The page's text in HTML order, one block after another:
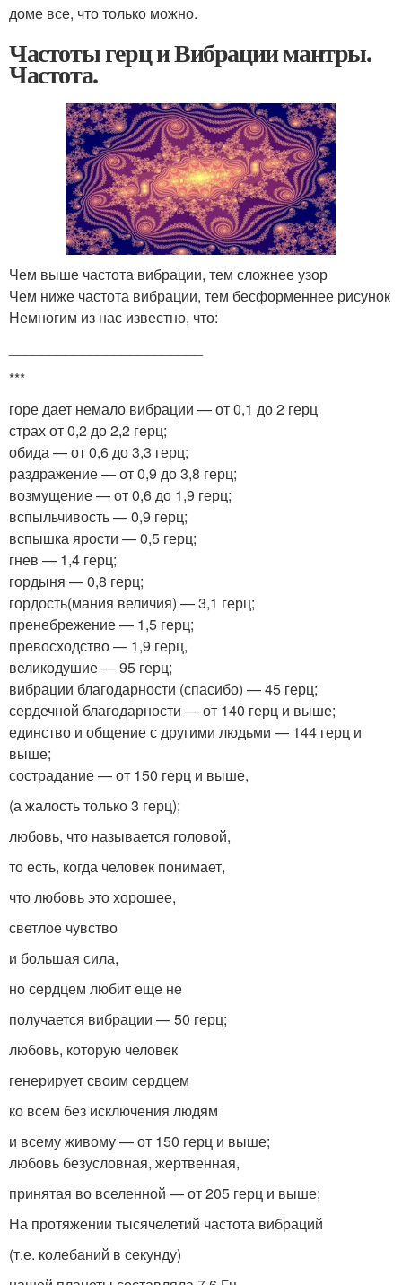
доме все, что только можно.
Частоты герц и Вибрации мантры.
Частота.
Чем выше частота вибрации, тем сложнее узор
Чем ниже частота вибрации, тем бесформеннее рисунок
Немногим из нас известно, что:
***
горе дает немало вибрации — от 0,1 до 2 герц
страх от 0,2 до 2,2 герц;
обида — от 0,6 до 3,3 герц;
раздражение — от 0,9 до 3,8 герц;
возмущение — от 0,6 до 1,9 герц;
вспыльчивость — 0,9 герц;
вспышка ярости — 0,5 герц;
гнев — 1,4 герц;
гордыня — 0,8 герц;
гордость(мания величия) — 3,1 герц;
пренебрежение — 1,5 герц;
превосходство — 1,9 герц,
великодушие — 95 герц;
вибрации благодарности (спасибо) — 45 герц;
сердечной благодарности — от 140 герц и выше;
единство и общение с другими людьми — 144 герц и
выше;
сострадание — от 150 герц и выше,
(а жалость только 3 герц);
любовь, что называется головой,
то есть, когда человек понимает,
что любовь это хорошее,
светлое чувство
и большая сила,
но сердцем любит еще не
получается вибрации — 50 герц;
любовь, которую человек
генерирует своим сердцем
ко всем без исключения людям
и всему живому — от 150 герц и выше;
любовь безусловная, жертвенная,
принятая во вселенной — от 205 герц и выше;
На протяжении тысячелетий частота вибраций
(т.е. колебаний в секунду)